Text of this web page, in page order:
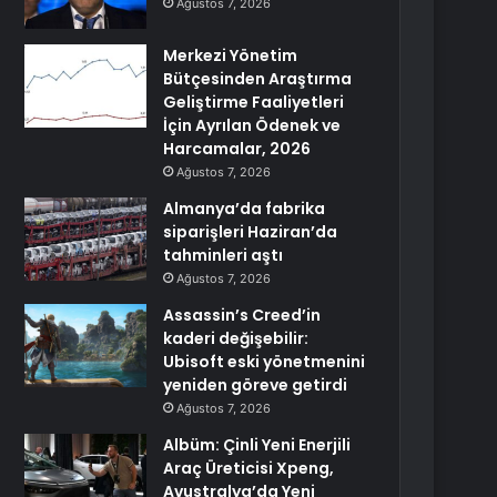
Ağustos 7, 2026
Merkezi Yönetim
Bütçesinden Araştırma
Geliştirme Faaliyetleri
İçin Ayrılan Ödenek ve
Harcamalar, 2026
Ağustos 7, 2026
Almanya’da fabrika
siparişleri Haziran’da
tahminleri aştı
Ağustos 7, 2026
Assassin’s Creed’in
kaderi değişebilir:
Ubisoft eski yönetmenini
yeniden göreve getirdi
Ağustos 7, 2026
Albüm: Çinli Yeni Enerjili
Araç Üreticisi Xpeng,
Avustralya’da Yeni